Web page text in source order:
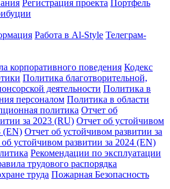
Регистрация проекта Портфель
Работа в Al-Style Телеграм-
корпоративного поведения Кодекс
Политика благотворительной,
деятельности Политика в
персоналом Политика в области
политика Отчет об
за 2023 (RU) Отчет об устойчивом
(EN) Отчет об устойчивом развитии за
устойчивом развитии за 2024 (EN)
Рекомендации по эксплуатации
трудового распорядка
труда Пожарная Безопасность